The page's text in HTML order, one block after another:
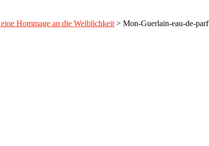
Hommage an die Weiblichkeit > Mon-Guerlain-eau-de-